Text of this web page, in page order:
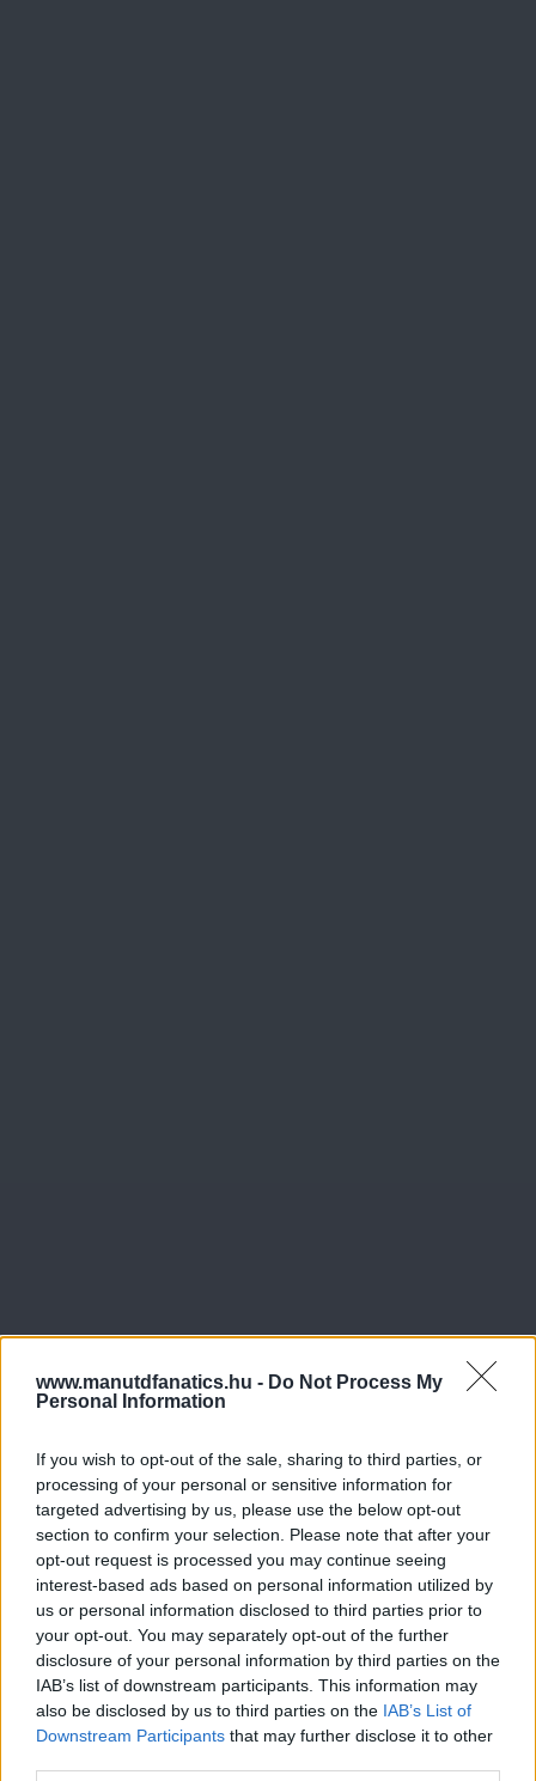
www.manutdfanatics.hu - Do Not Process My
Personal Information
If you wish to opt-out of the sale, sharing to third parties, or
processing of your personal or sensitive information for
targeted advertising by us, please use the below opt-out
section to confirm your selection. Please note that after your
opt-out request is processed you may continue seeing
interest-based ads based on personal information utilized by
us or personal information disclosed to third parties prior to
your opt-out. You may separately opt-out of the further
disclosure of your personal information by third parties on the
IAB’s list of downstream participants. This information may
also be disclosed by us to third parties on the IAB’s List of
Downstream Participants that may further disclose it to other